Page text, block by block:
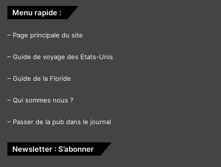
Menu rapide :
– Page principale du site
– Guide de voyage des Etats-Unis
– Guide de la Floride
– Qui sommes nous ?
– Passer de la pub dans le journal
Newsletter : S’abonner